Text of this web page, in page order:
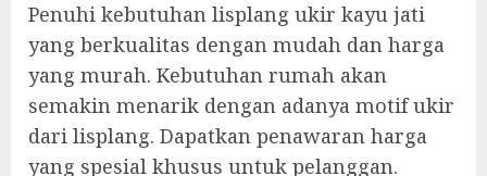
Penuhi kebutuhan lisplang ukir kayu jati
yang berkualitas dengan mudah dan harga
yang murah. Kebutuhan rumah akan
semakin menarik dengan adanya motif ukir
dari lisplang. Dapatkan penawaran harga
yang spesial khusus untuk pelanggan.